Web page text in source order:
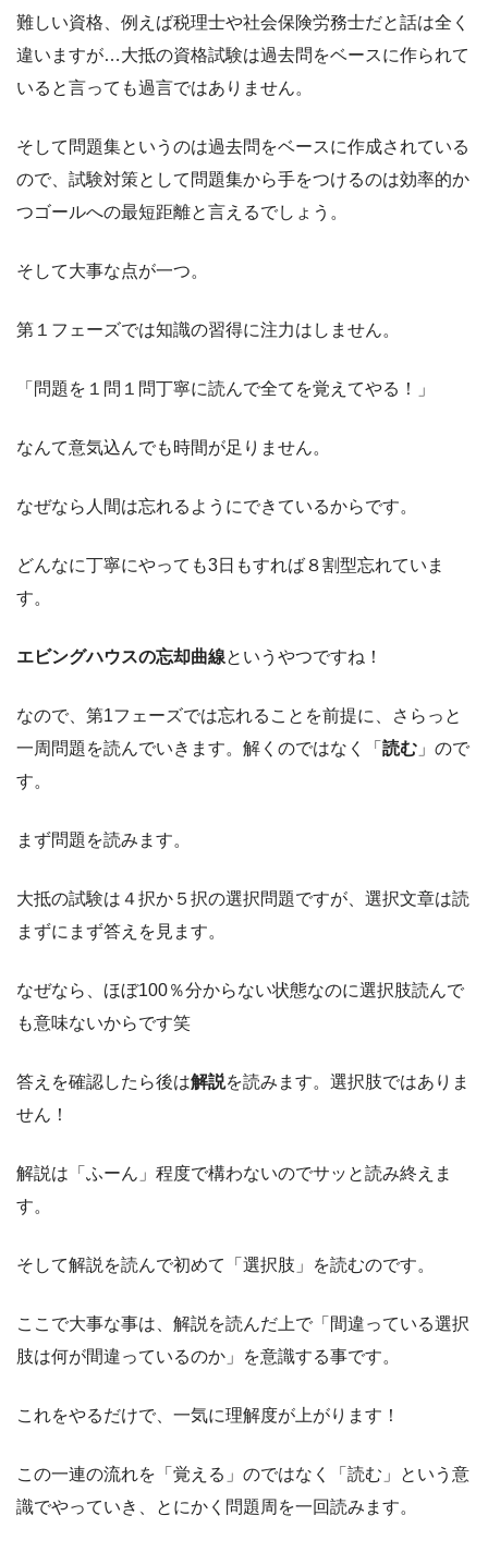
難しい資格、例えば税理士や社会保険労務士だと話は全く
違いますが…大抵の資格試験は過去問をベースに作られて
いると言っても過言ではありません。
そして問題集というのは過去問をベースに作成されている
ので、試験対策として問題集から手をつけるのは効率的か
つゴールへの最短距離と言えるでしょう。
そして大事な点が一つ。
第１フェーズでは知識の習得に注力はしません。
「問題を１問１問丁寧に読んで全てを覚えてやる！」
なんて意気込んでも時間が足りません。
なぜなら人間は忘れるようにできているからです。
どんなに丁寧にやっても3日もすれば８割型忘れていま
す。
エビングハウスの忘却曲線というやつですね！
なので、第1フェーズでは忘れることを前提に、さらっと
一周問題を読んでいきます。解くのではなく「 読む 」ので
す。
まず問題を読みます。
大抵の試験は４択か５択の選択問題ですが、選択文章は読
まずにまず答えを見ます。
なぜなら、ほぼ100％分からない状態なのに選択肢読んで
も意味ないからです笑
答えを確認したら後は解説を読みます。選択肢ではありま
せん！
解説は「ふーん」程度で構わないのでサッと読み終えま
す。
そして解説を読んで初めて「選択肢」を読むのです。
ここで大事な事は、解説を読んだ上で「間違っている選択
肢は何が間違っているのか」を意識する事です。
これをやるだけで、一気に理解度が上がります！
この一連の流れを「覚える」のではなく「読む」という意
識でやっていき、とにかく問題周を一回読みます。